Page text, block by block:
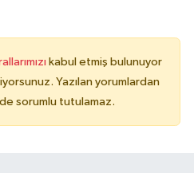
kabul etmiş bulunuyor
Yazılan yorumlardan
sorumlu tutulamaz.